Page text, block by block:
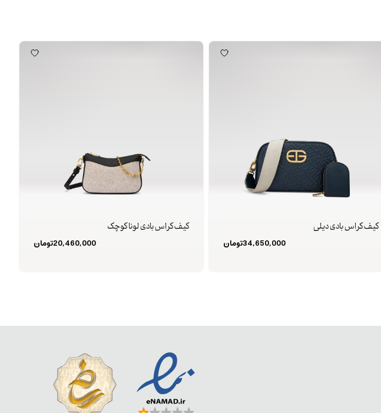
کیف کراس بادی دیلی
34,650,000تومان
کیف کراس بادی لونا کوچک
20,460,000تومان